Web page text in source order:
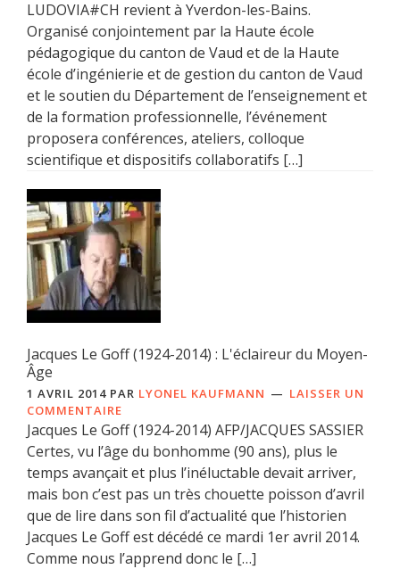
LUDOVIA#CH revient à Yverdon-les-Bains.
Organisé conjointement par la Haute école
pédagogique du canton de Vaud et de la Haute
école d’ingénierie et de gestion du canton de Vaud
et le soutien du Département de l’enseignement et
de la formation professionnelle, l’événement
proposera conférences, ateliers, colloque
scientifique et dispositifs collaboratifs […]
Jacques Le Goff (1924-2014) : L'éclaireur du Moyen-
Âge
1 AVRIL 2014 PAR LYONEL KAUFMANN
LAISSER UN
COMMENTAIRE
Jacques Le Goff (1924-2014) AFP/JACQUES SASSIER
Certes, vu l’âge du bonhomme (90 ans), plus le
temps avançait et plus l’inéluctable devait arriver,
mais bon c’est pas un très chouette poisson d’avril
que de lire dans son fil d’actualité que l’historien
Jacques Le Goff est décédé ce mardi 1er avril 2014.
Comme nous l’apprend donc le […]